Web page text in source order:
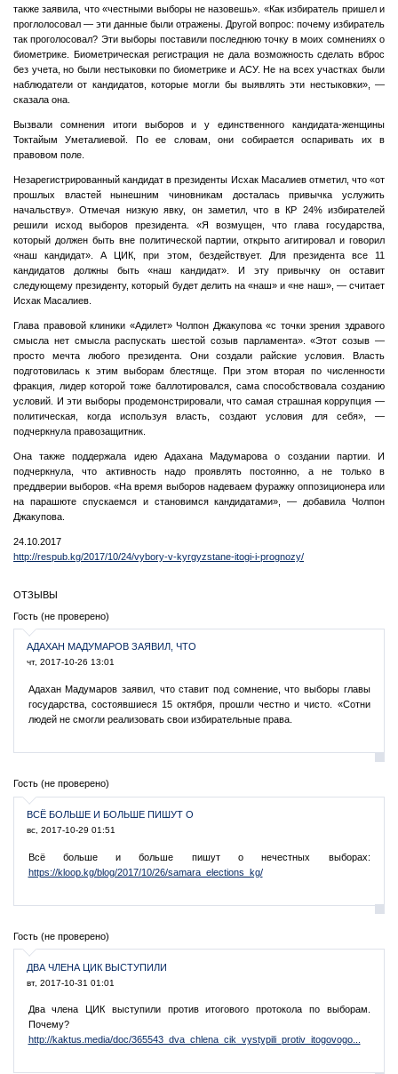
также заявила, что «честными выборы не назовешь». «Как избиратель пришел и
проглолосовал — эти данные были отражены. Другой вопрос: почему избиратель
так проголосовал? Эти выборы поставили последнюю точку в моих сомнениях о
биометрике. Биометрическая регистрация не дала возможность сделать вброс
без учета, но были нестыковки по биометрике и АСУ. Не на всех участках были
наблюдатели от кандидатов, которые могли бы выявлять эти нестыковки», —
сказала она.
Вызвали сомнения итоги выборов и у единственного кандидата-женщины
Токтайым Уметалиевой. По ее словам, они собирается оспаривать их в
правовом поле.
Незарегистрированный кандидат в президенты Исхак Масалиев отметил, что «от
прошлых властей нынешним чиновникам досталась привычка услужить
начальству». Отмечая низкую явку, он заметил, что в КР 24% избирателей
решили исход выборов президента. «Я возмущен, что глава государства,
который должен быть вне политической партии, открыто агитировал и говорил
«наш кандидат». А ЦИК, при этом, бездействует. Для президента все 11
кандидатов должны быть «наш кандидат». И эту привычку он оставит
следующему президенту, который будет делить на «наш» и «не наш», — считает
Исхак Масалиев.
Глава правовой клиники «Адилет» Чолпон Джакупова «с точки зрения здравого
смысла нет смысла распускать шестой созыв парламента». «Этот созыв —
просто мечта любого президента. Они создали райские условия. Власть
подготовилась к этим выборам блестяще. При этом вторая по численности
фракция, лидер которой тоже баллотировался, сама способствовала созданию
условий. И эти выборы продемонстрировали, что самая страшная коррупция —
политическая, когда используя власть, создают условия для себя», —
подчеркнула правозащитник.
Она также поддержала идею Адахана Мадумарова о создании партии. И
подчеркнула, что активность надо проявлять постоянно, а не только в
преддверии выборов. «На время выборов надеваем фуражку оппозиционера или
на парашюте спускаемся и становимся кандидатами», — добавила Чолпон
Джакупова.
24.10.2017
http://respub.kg/2017/10/24/vybory-v-kyrgyzstane-itogi-i-prognozy/
ОТЗЫВЫ
Гость (не проверено)
АДАХАН МАДУМАРОВ ЗАЯВИЛ, ЧТО
чт, 2017-10-26 13:01
Адахан Мадумаров заявил, что ставит под сомнение, что выборы главы
государства, состоявшиеся 15 октября, прошли честно и чисто. «Сотни
людей не смогли реализовать свои избирательные права.
Гость (не проверено)
ВСЁ БОЛЬШЕ И БОЛЬШЕ ПИШУТ О
вс, 2017-10-29 01:51
Всё больше и больше пишут о нечестных выборах:
https://kloop.kg/blog/2017/10/26/samara_elections_kg/
Гость (не проверено)
ДВА ЧЛЕНА ЦИК ВЫСТУПИЛИ
вт, 2017-10-31 01:01
Два члена ЦИК выступили против итогового протокола по выборам.
Почему?
http://kaktus.media/doc/365543_dva_chlena_cik_vystypili_protiv_itogovogo...